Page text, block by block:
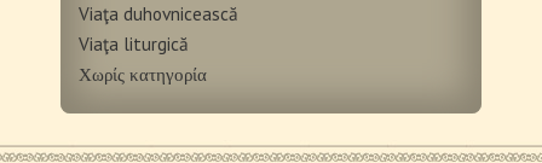
Viaţa duhovnicească
Viaţa liturgică
Χωρίς κατηγορία